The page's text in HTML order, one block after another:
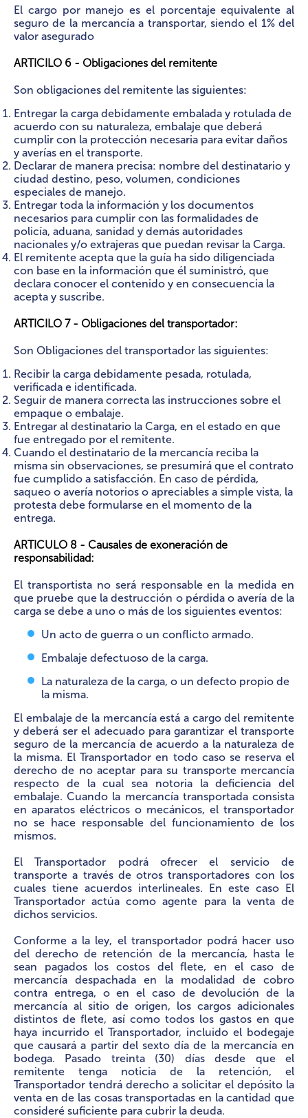
El cargo por manejo es el porcentaje equivalente al
seguro de la mercancía a transportar, siendo el 1% del
valor asegurado
ARTICILO 6 - Obligaciones del remitente
Son obligaciones del remitente las siguientes:
Entregar la carga debidamente embalada y rotulada de
acuerdo con su naturaleza, embalaje que deberá
cumplir con la protección necesaria para evitar daños
y averías en el transporte.
Declarar de manera precisa: nombre del destinatario y
ciudad destino, peso, volumen, condiciones
especiales de manejo.
Entregar toda la información y los documentos
necesarios para cumplir con las formalidades de
policía, aduana, sanidad y demás autoridades
nacionales y/o extrajeras que puedan revisar la Carga.
El remitente acepta que la guía ha sido diligenciada
con base en la información que él suministró, que
declara conocer el contenido y en consecuencia la
acepta y suscribe.
ARTICILO 7 - Obligaciones del transportador:
Son Obligaciones del transportador las siguientes:
Recibir la carga debidamente pesada, rotulada,
verificada e identificada.
Seguir de manera correcta las instrucciones sobre el
empaque o embalaje.
Entregar al destinatario la Carga, en el estado en que
fue entregado por el remitente.
Cuando el destinatario de la mercancía reciba la
misma sin observaciones, se presumirá que el contrato
fue cumplido a satisfacción. En caso de pérdida,
saqueo o avería notorios o apreciables a simple vista, la
protesta debe formularse en el momento de la
entrega.
ARTICULO 8 - Causales de exoneración de
responsabilidad:
El transportista no será responsable en la medida en
que pruebe que la destrucción o pérdida o avería de la
carga se debe a uno o más de los siguientes eventos:
Un acto de guerra o un conflicto armado.
Embalaje defectuoso de la carga.
La naturaleza de la carga, o un defecto propio de
la misma.
El embalaje de la mercancía está a cargo del remitente
y deberá ser el adecuado para garantizar el transporte
seguro de la mercancía de acuerdo a la naturaleza de
la misma. El Transportador en todo caso se reserva el
derecho de no aceptar para su transporte mercancía
respecto de la cual sea notoria la deficiencia del
embalaje. Cuando la mercancía transportada consista
en aparatos eléctricos o mecánicos, el transportador
no se hace responsable del funcionamiento de los
mismos.
El Transportador podrá ofrecer el servicio de
transporte a través de otros transportadores con los
cuales tiene acuerdos interlineales. En este caso El
Transportador actúa como agente para la venta de
dichos servicios.
Conforme a la ley, el transportador podrá hacer uso
del derecho de retención de la mercancía, hasta le
sean pagados los costos del flete, en el caso de
mercancía despachada en la modalidad de cobro
contra entrega, o en el caso de devolución de la
mercancía al sitio de origen, los cargos adicionales
distintos de flete, así como todos los gastos en que
haya incurrido el Transportador, incluido el bodegaje
que causará a partir del sexto día de la mercancía en
bodega. Pasado treinta (30) días desde que el
remitente tenga noticia de la retención, el
Transportador tendrá derecho a solicitar el depósito la
venta en de las cosas transportadas en la cantidad que
consideré suficiente para cubrir la deuda.